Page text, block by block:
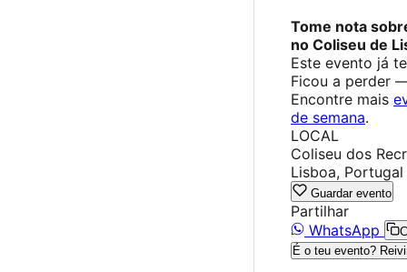
Tome nota
no Coliseu de
Este evento já
Ficou a perder
Encontre mais
de semana.
LOCAL
Coliseu dos
Lisboa, Portugal
Guardar evento
Partilhar
WhatsApp
É o teu evento?